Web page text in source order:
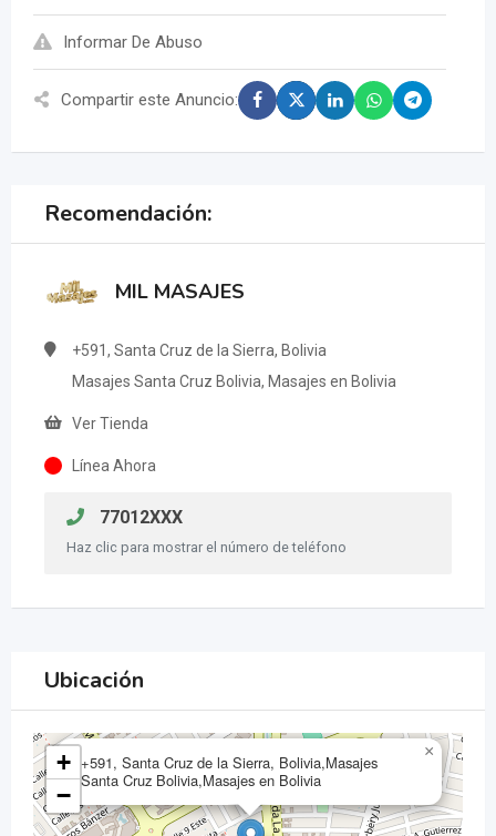
Informar De Abuso
Compartir este Anuncio:
Recomendación:
MIL MASAJES
+591, Santa Cruz de la Sierra, Bolivia
Masajes Santa Cruz Bolivia, Masajes en Bolivia
Ver Tienda
Línea Ahora
77012XXX
Haz clic para mostrar el número de teléfono
Ubicación
+591, Santa Cruz de la Sierra, Bolivia,Masajes
Santa Cruz Bolivia,Masajes en Bolivia
×
+
−